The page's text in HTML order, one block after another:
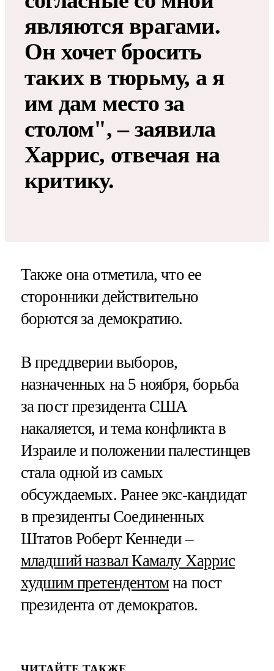
являются врагами.
Он хочет бросить
таких в тюрьму, а я
им дам место за
столом", – заявила
Харрис, отвечая на
критику.
Также она отметила, что ее
сторонники действительно
борются за демократию.
В преддверии выборов,
назначенных на 5 ноября, борьба
за пост президента США
накаляется, и тема конфликта в
Израиле и положении палестинцев
стала одной из самых
обсуждаемых. Ранее экс-кандидат
в президенты Соединенных
Штатов Роберт Кеннеди –
младший назвал Камалу Харрис
худшим претендентомна пост
президента от демократов.